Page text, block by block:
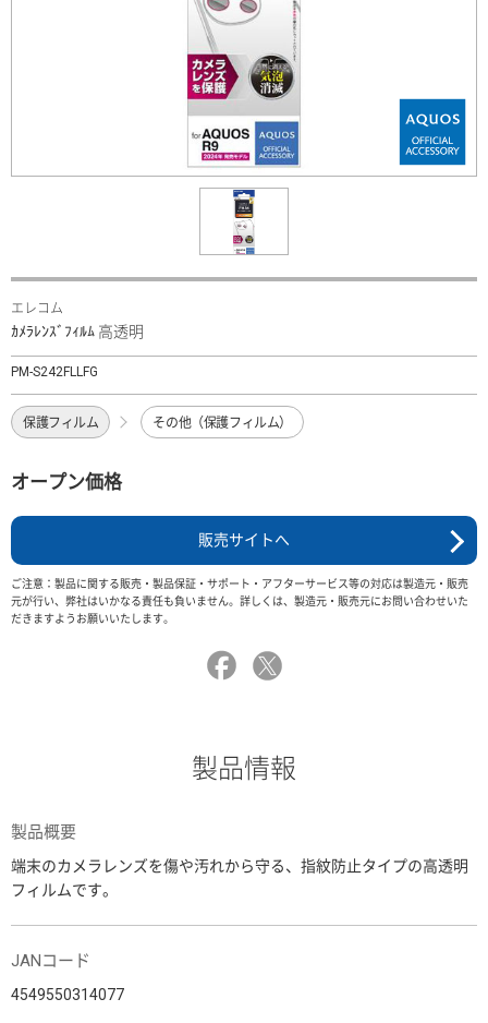
エレコム
ｶﾒﾗﾚﾝｽﾞﾌｨﾙﾑ 高透明
PM-S242FLLFG
保護フィルム その他（保護フィルム）
オープン価格
販売サイトへ
ご注意：製品に関する販売・製品保証・サポート・アフターサービス等の対応は製造元・販売
元が行い、弊社はいかなる責任も負いません。詳しくは、製造元・販売元にお問い合わせいた
だきますようお願いいたします。
製品情報
製品概要
端末のカメラレンズを傷や汚れから守る、指紋防止タイプの高透明
フィルムです。
JANコード
4549550314077